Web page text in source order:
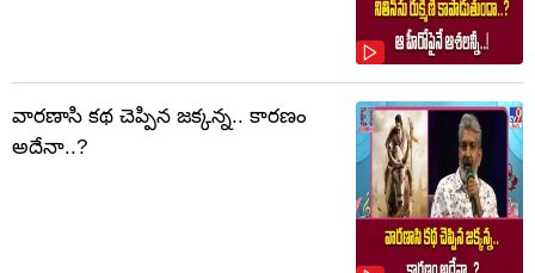
వారణాసి కథ చెప్పిన జక్కన్న.. కారణం
అదేనా..?